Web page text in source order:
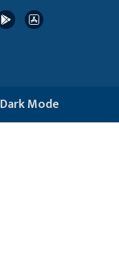
Dark Mode